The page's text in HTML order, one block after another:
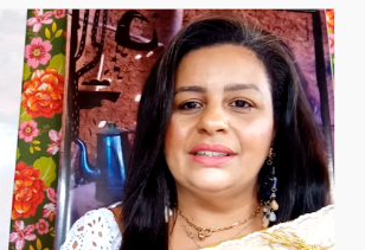
de suas obras: Tarja Preta (poesia) e
O evento ainda tem recital de
Santos, Ametista Nunes, Cacau
Lícia Souza, Lucas de Matos, Pareta
Rosana Paulo e Valdeck Almeida
a noite será animada com
de Chá Rize e Sílvio Correia. Com